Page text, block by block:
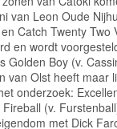
van Leon Oude
Catch Twenty Two
en wordt
Golden Boy (v.
van Olst heeft maar
onderzoek:
(v.
met Dick